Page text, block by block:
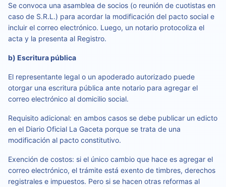
Se convoca una asamblea de socios (o reunión de cuotistas en
caso de S.R.L.) para acordar la modificación del pacto social e
incluir el correo electrónico. Luego, un notario protocoliza el
acta y la presenta al Registro.
b) Escritura pública
El representante legal o un apoderado autorizado puede
otorgar una escritura pública ante notario para agregar el
correo electrónico al domicilio social.
Requisito adicional: en ambos casos se debe publicar un edicto
en el Diario Oficial La Gaceta porque se trata de una
modificación al pacto constitutivo.
Exención de costos: si el único cambio que hace es agregar el
correo electrónico, el trámite está exento de timbres, derechos
registrales e impuestos. Pero si se hacen otras reformas al